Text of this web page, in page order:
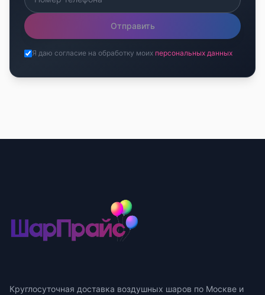
Отправить
Я даю согласие на обработку моих персональных данных
Круглосуточная доставка воздушных шаров по Москве и